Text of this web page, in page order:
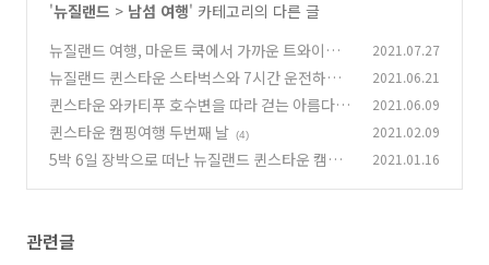
'뉴질랜드 > 남섬 여행' 카테고리의 다른 글
뉴질랜드 여행, 마운트 쿡에서 가까운 트와이젤
가성비 좋은 숙소 (2)
2021.07.27
뉴질랜드 퀸스타운 스타벅스와 7시간 운전하며
보낸 낭만적인 생일! (2)
2021.06.21
퀸스타운 와카티푸 호수변을 따라 걷는 아름다운
산책로, 페닌술라 트랙
(0)
2021.06.09
퀸스타운 캠핑여행 두번째 날 (4) 2021.02.09
5박 6일 장박으로 떠난 뉴질랜드 퀸스타운 캠핑 2021.01.16
관련글